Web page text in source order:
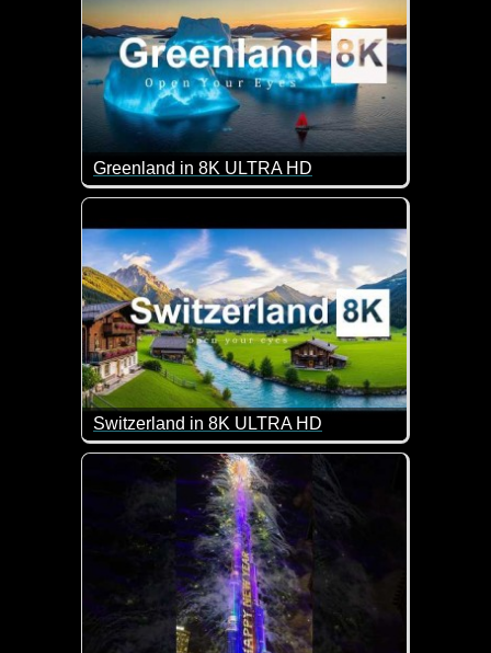
Greenland in 8K ULTRA HD
Grönland ist eine riesige Insel zwischen dem
Switzerland in 8K ULTRA HD
Sagenhafte Aufnahmen von der Schweiz. Klasse!